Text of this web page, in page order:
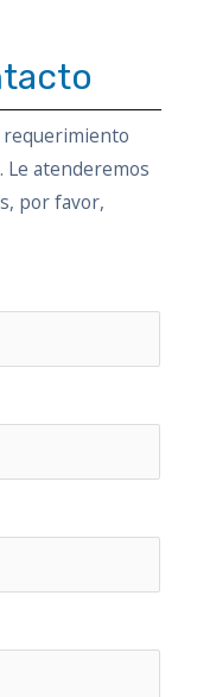
requerimiento
Le atenderemos
por favor,